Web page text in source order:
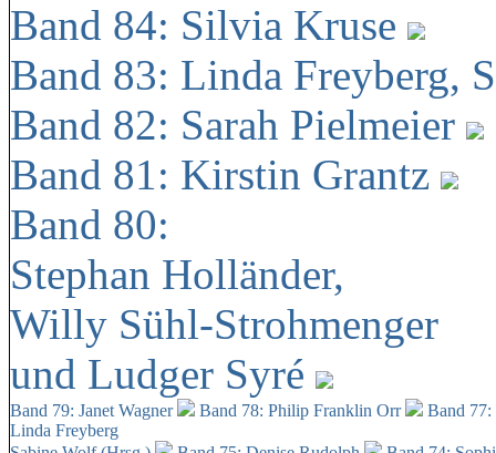
Band 84: Silvia Kruse
Band 83: Linda Freyberg,
Band 82: Sarah Pielmeier
Band 81: Kirstin Grantz
Band 80:
Stephan Holländer,
Willy Sühl-Strohmenger
und Ludger Syré
Band 79: Janet Wagner Band 78: Philip Franklin Orr
Band
Linda Freyberg